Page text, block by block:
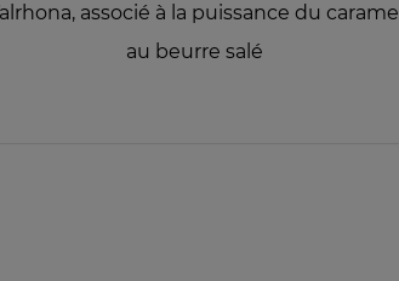
associé à la puissance du caramel
au beurre salé